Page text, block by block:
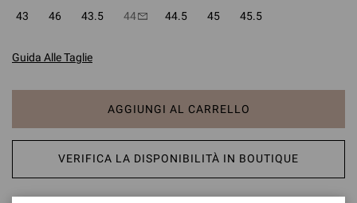
43 46 43.5 44 44.5 45 45.5
Guida Alle Taglie
AGGIUNGI AL CARRELLO
VERIFICA LA DISPONIBILITÀ IN BOUTIQUE